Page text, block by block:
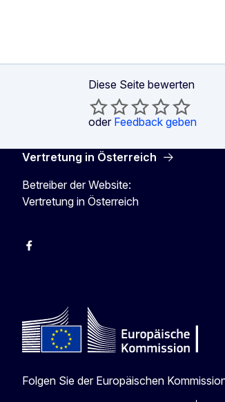
Diese Seite bewerten
oder Feedback geben
Vertretung in Österreich
Betreiber der Website:
Vertretung in Österreich
Facebook
Folgen Sie der Europäischen